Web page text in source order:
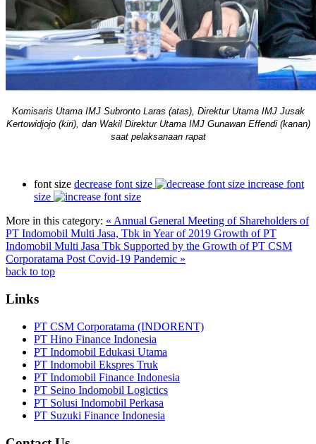
Komisaris Utama IMJ Subronto Laras (atas), Direktur Utama IMJ Jusak
Kertowidjojo (kiri), dan Wakil Direktur Utama IMJ Gunawan Effendi (kanan)
saat pelaksanaan rapat
font size decrease font size
increase font
size
More in this category: « Annual General Meeting of Shareholders of
PT Indomobil Multi Jasa, Tbk in Year of 2019 Growth of PT
Indomobil Multi Jasa Tbk Supported by the Growth of PT CSM
Corporatama Post Covid-19 Pandemic »
back to top
Links
PT CSM Corporatama (INDORENT)
PT Hino Finance Indonesia
PT Indomobil Edukasi Utama
PT Indomobil Ekspres Truk
PT Indomobil Finance Indonesia
PT Seino Indomobil Logictics
PT Solusi Indomobil Perkasa
PT Suzuki Finance Indonesia